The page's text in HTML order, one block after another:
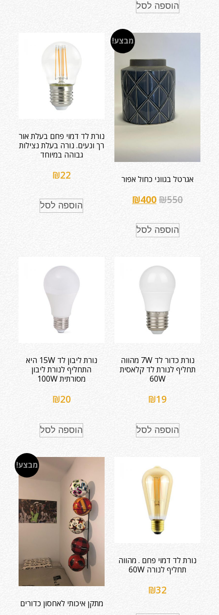
הוספה לסל
מבצע!
אגרטל בגווני כחול אפור
₪550
₪400
הוספה לסל
נורת לד דמוי פחם בעלת אור
רך ונעים. נורה בעלת נצילות
גבוהה במיוחד
₪22
הוספה לסל
נורת כדור לד 7W מהווה
תחליף לנורת לד קלאסית
60W
₪19
הוספה לסל
נורת ליבון לד 15W היא
התחליף לנורת ליבון
מסורתית 100W
₪20
הוספה לסל
נורת לד דמוי פחם . מהווה
תחליף לנורה 60W
₪32
מבצע!
מתקן איכותי לאחסון כדורים